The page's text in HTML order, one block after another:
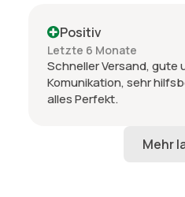
Positiv
Letzte 6 Monate
Schneller Versand, gute
Komunikation, sehr
alles Perfekt.